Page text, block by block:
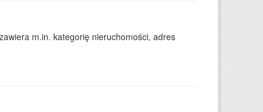
m.in. kategorię nieruchomości, adres